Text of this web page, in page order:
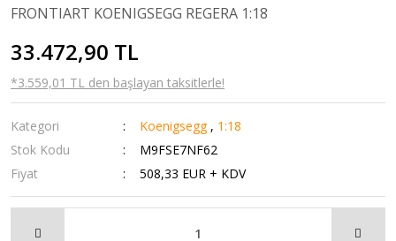
FRONTIART KOENIGSEGG REGERA 1:18
33.472,90 TL
*3.559,01 TL den başlayan taksitlerle!
Kategori Koenigsegg , 1:18
Stok Kodu
M9FSE7NF62
Fiyat
508,33 EUR + KDV